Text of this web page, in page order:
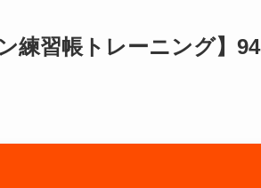
練習帳トレーニング】94